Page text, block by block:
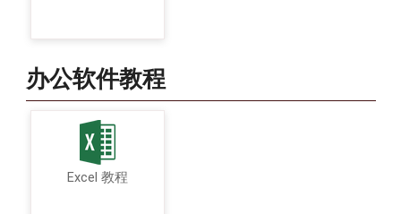
办公软件教程
Excel 教程